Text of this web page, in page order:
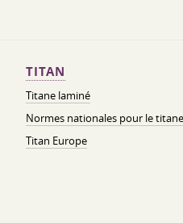
TITAN
Titane laminé
Normes nationales pour le titane
Titan Europe